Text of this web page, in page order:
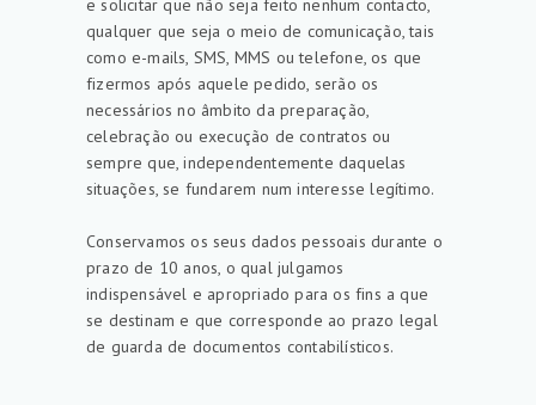
e solicitar que não seja feito nenhum contacto,
qualquer que seja o meio de comunicação, tais
como e-mails, SMS, MMS ou telefone, os que
fizermos após aquele pedido, serão os
necessários no âmbito da preparação,
celebração ou execução de contratos ou
sempre que, independentemente daquelas
situações, se fundarem num interesse legítimo.
Conservamos os seus dados pessoais durante o
prazo de 10 anos, o qual julgamos
indispensável e apropriado para os fins a que
se destinam e que corresponde ao prazo legal
de guarda de documentos contabilísticos.